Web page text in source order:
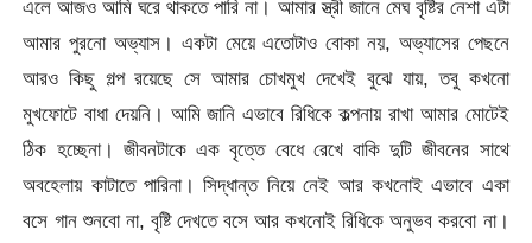
এলে আজও আমি ঘরে থাকতে পারি না। আমার স্ত্রী জানে মেঘ বৃষ্টির নেশা এটা
আমার পুরনো অভ্যাস। একটা মেয়ে এতোটাও বোকা নয়, অভ্যাসের পেছনে
আরও কিছু গল্প রয়েছে সে আমার চোখমুখ দেখেই বুঝে যায়, তবু কখনো
মুখফোটে বাধা দেয়নি। আমি জানি এভাবে রিধিকে কল্পনায় রাখা আমার মোটেই
ঠিক হচ্ছেনা। জীবনটাকে এক বৃত্তে বেধে রেখে বাকি দুটি জীবনের সাথে
অবহেলায় কাটাতে পারিনা। সিদ্ধান্ত নিয়ে নেই আর কখনোই এভাবে একা
বসে গান শুনবো না, বৃষ্টি দেখতে বসে আর কখনোই রিধিকে অনুভব করবো না।